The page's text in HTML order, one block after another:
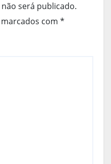
será publicado.
com *